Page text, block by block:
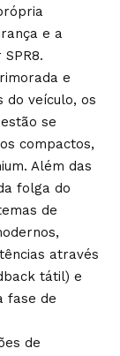
e a
e
do veículo, os
se
compactos,
Além das
folga do
de
através
tátil) e
fase de
de